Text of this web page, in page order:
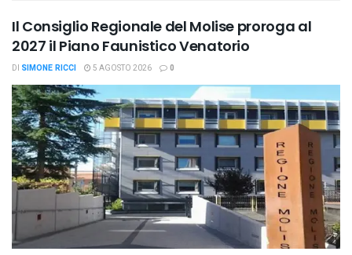
Il Consiglio Regionale del Molise proroga al
2027 il Piano Faunistico Venatorio
DI SIMONE RICCI 5 AGOSTO 2026 0